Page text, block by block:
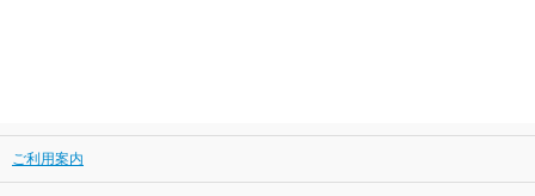
ご利用案内